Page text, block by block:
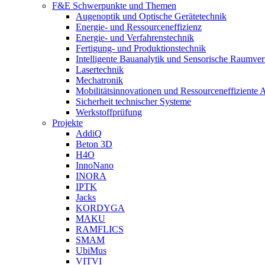
F&E Schwerpunkte und Themen
Augenoptik und Optische Gerätetechnik
Energie- und Ressourceneffizienz
Energie- und Verfahrenstechnik
Fertigung- und Produktionstechnik
Intelligente Bauanalytik und Sensorische
Lasertechnik
Mechatronik
Mobilitätsinnovationen und Ressourceneffiziente
Sicherheit technischer Systeme
Werkstoffprüfung
Projekte
AddiQ
Beton 3D
H4O
InnoNano
INORA
IPTK
Jacks
KORDYGA
MAKU
RAMFLICS
SMAM
UbiMus
VITVI